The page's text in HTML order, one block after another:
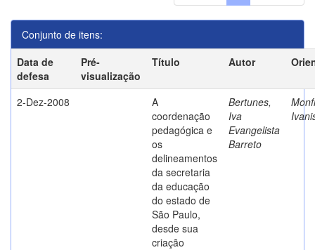
Conjunto de itens:
Data de
defesa
Pré-
visualização
Título Autor
2-Dez-2008
A
coordenação
pedagógica e
os
delineamentos
da secretaria
da educação
do estado de
São Paulo,
desde sua
criação
Bertunes,
Iva
Evangelista
Barreto